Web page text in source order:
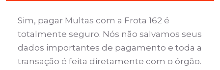
Sim, pagar Multas com a Frota 162 é
totalmente seguro. Nós não salvamos seus
dados importantes de pagamento e toda a
transação é feita diretamente com o órgão.